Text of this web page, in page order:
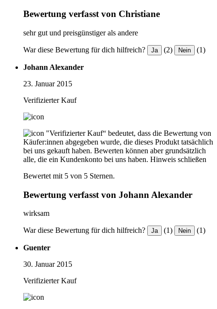
Bewertung verfasst von Christiane
sehr gut und preisgünstiger als andere
War diese Bewertung für dich hilfreich? Ja (2) Nein (1)
Johann Alexander
23. Januar 2015
Verifizierter Kauf
"Verifizierter Kauf“ bedeutet, dass die Bewertung von
Käufer:innen abgegeben wurde, die dieses Produkt tatsächlich
bei uns gekauft haben. Bewerten können aber grundsätzlich
alle, die ein Kundenkonto bei uns haben. Hinweis schließen
Bewertet mit 5 von 5 Sternen.
Bewertung verfasst von Johann Alexander
wirksam
War diese Bewertung für dich hilfreich? Ja (1) Nein (1)
Guenter
30. Januar 2015
Verifizierter Kauf